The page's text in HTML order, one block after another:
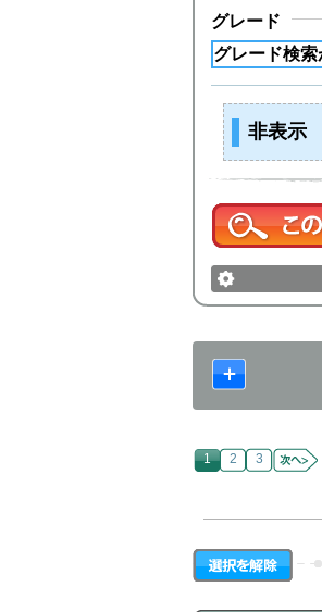
グレード
非表示
1 2 3